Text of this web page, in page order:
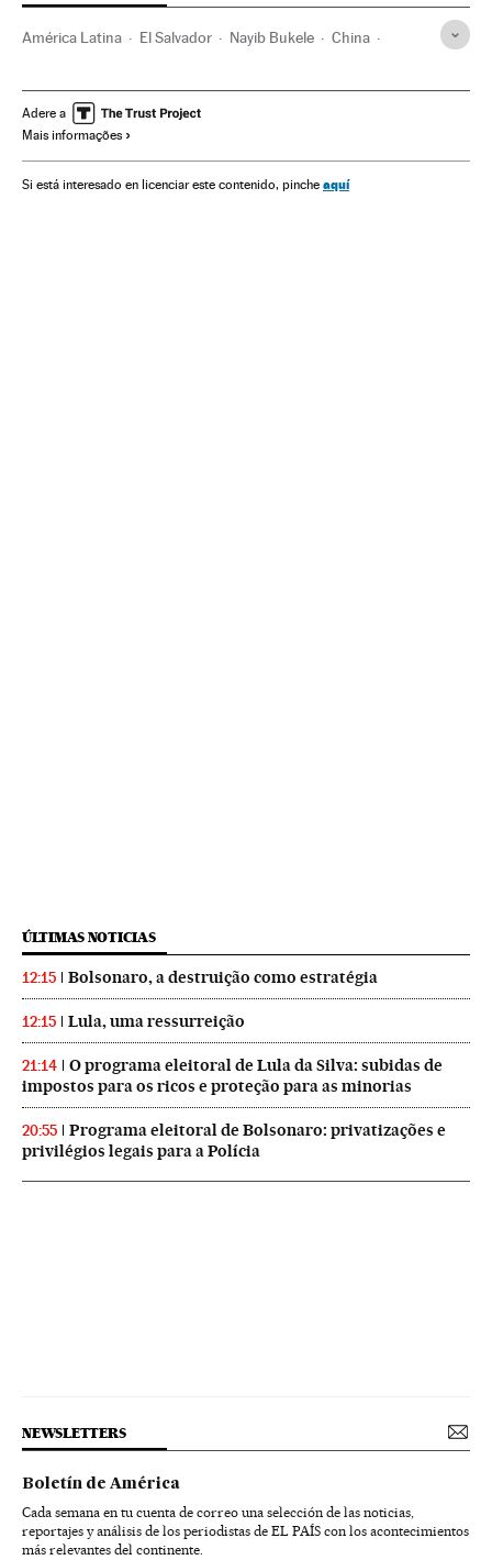
América Latina El Salvador Nayib Bukele China
Economia Imigração Imigração irregular
Adere a
Mais informações
Si está interesado en licenciar este contenido, pinche aquí
ÚLTIMAS NOTICIAS
12:15 Bolsonaro, a destruição como estratégia
12:15 Lula, uma ressurreição
21:14
O programa eleitoral de Lula da Silva: subidas de
impostos para os ricos e proteção para as minorias
20:55
Programa eleitoral de Bolsonaro: privatizações e
privilégios legais para a Polícia
NEWSLETTERS
Boletín de América
Cada semana en tu cuenta de correo una selección de las noticias,
reportajes y análisis de los periodistas de EL PAÍS con los acontecimientos
más relevantes del continente.